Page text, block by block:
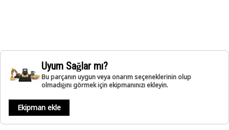
Uyum Sağlar mı?
Bu parçanın uygun veya onarım seçeneklerinin olup
olmadığını görmek için ekipmanınızı ekleyin.
Ekipman ekle